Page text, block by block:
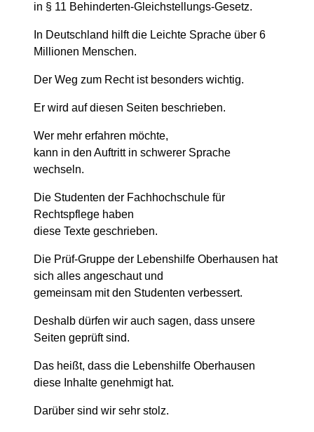
in § 11 Behinderten-Gleichstellungs-Gesetz.
In Deutschland hilft die Leichte Sprache über 6
Millionen Menschen.
Der Weg zum Recht ist besonders wichtig.
Er wird auf diesen Seiten beschrieben.
Wer mehr erfahren möchte,
kann in den Auftritt in schwerer Sprache
wechseln.
Die Studenten der Fachhochschule für
Rechtspflege haben
diese Texte geschrieben.
Die Prüf-Gruppe der Lebenshilfe Oberhausen hat
sich alles angeschaut und
gemeinsam mit den Studenten verbessert.
Deshalb dürfen wir auch sagen, dass unsere
Seiten geprüft sind.
Das heißt, dass die Lebenshilfe Oberhausen
diese Inhalte genehmigt hat.
Darüber sind wir sehr stolz.